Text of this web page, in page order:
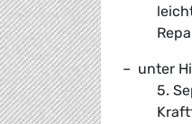
– unter
5.